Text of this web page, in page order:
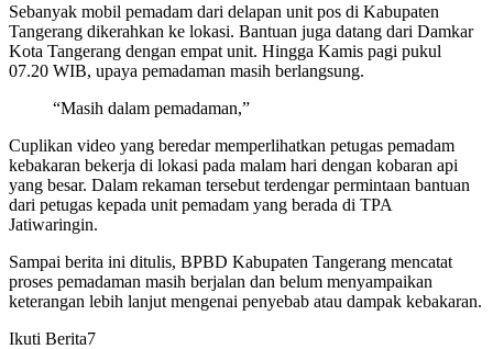
Sebanyak mobil pemadam dari delapan unit pos di Kabupaten
Tangerang dikerahkan ke lokasi. Bantuan juga datang dari Damkar
Kota Tangerang dengan empat unit. Hingga Kamis pagi pukul
07.20 WIB, upaya pemadaman masih berlangsung.
“Masih dalam pemadaman,”
Cuplikan video yang beredar memperlihatkan petugas pemadam
kebakaran bekerja di lokasi pada malam hari dengan kobaran api
yang besar. Dalam rekaman tersebut terdengar permintaan bantuan
dari petugas kepada unit pemadam yang berada di TPA
Jatiwaringin.
Sampai berita ini ditulis, BPBD Kabupaten Tangerang mencatat
proses pemadaman masih berjalan dan belum menyampaikan
keterangan lebih lanjut mengenai penyebab atau dampak kebakaran.
Ikuti Berita7